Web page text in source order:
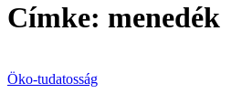
Címke: menedék
Öko-tudatosság